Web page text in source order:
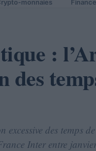
monnaies
:
des
des temps
Inter entre